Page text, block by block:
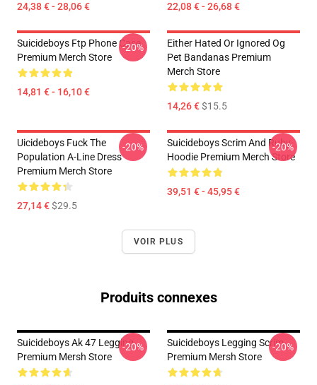
24,38 € - 28,06 € 22,08 € - 26,68 €
Suicideboys Ftp Phone Case
Premium Merch Store
14,81 € - 16,10 €
-20%
Either Hated Or Ignored Og
Pet Bandanas Premium
Merch Store
14,26 €$15.5
Uicideboys Fuck The
Population A-Line Dress
Premium Merch Store
27,14 €$29.5
-20%
Suicideboys Scrim And Ruby
Hoodie Premium Merch Store
39,51 € - 45,95 €
-20%
VOIR PLUS
Produits connexes
Suicideboys Ak 47 Legging
Premium Mersh Store
-20%
Suicideboys Legging Scrim
Premium Mersh Store
-20%